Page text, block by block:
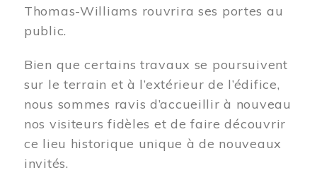
Thomas-Williams rouvrira ses portes au
public.
Bien que certains travaux se poursuivent
sur le terrain et à l’extérieur de l’édifice,
nous sommes ravis d’accueillir à nouveau
nos visiteurs fidèles et de faire découvrir
ce lieu historique unique à de nouveaux
invités.